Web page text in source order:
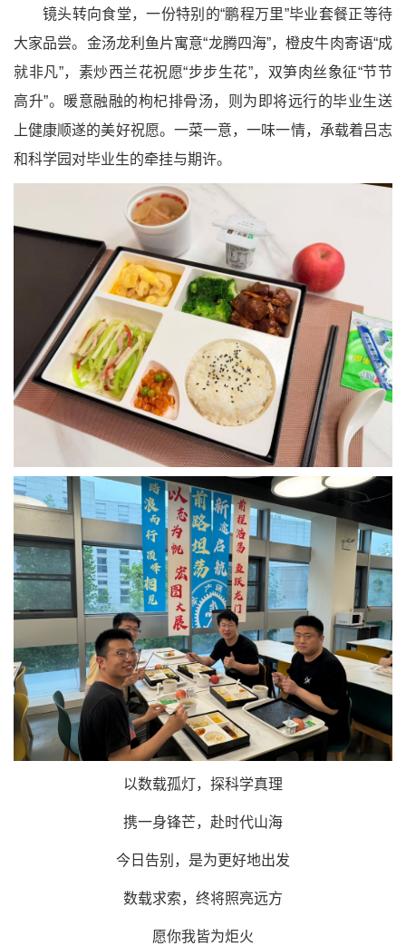
镜头转向食堂，一份特别的“鹏程万里”毕业套餐正等待
大家品尝。金汤龙利鱼片寓意“龙腾四海”，橙皮牛肉寄语“成
就非凡”，素炒西兰花祝愿“步步生花”，双笋肉丝象征“节节
高升”。暖意融融的枸杞排骨汤，则为即将远行的毕业生送
上健康顺遂的美好祝愿。一菜一意，一味一情，承载着吕志
和科学园对毕业生的牵挂与期许。
以数载孤灯，探科学真理
携一身锋芒，赴时代山海
今日告别，是为更好地出发
数载求索，终将照亮远方
愿你我皆为炬火